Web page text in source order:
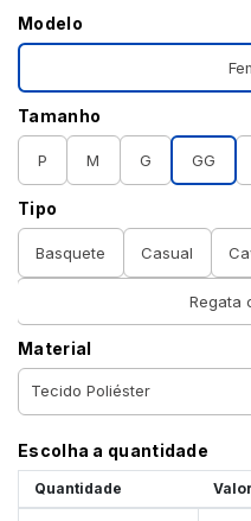
Modelo
Tamanho
P M G GG
Tipo
Basquete Casual
Regata
Material
Escolha a quantidade
Quantidade